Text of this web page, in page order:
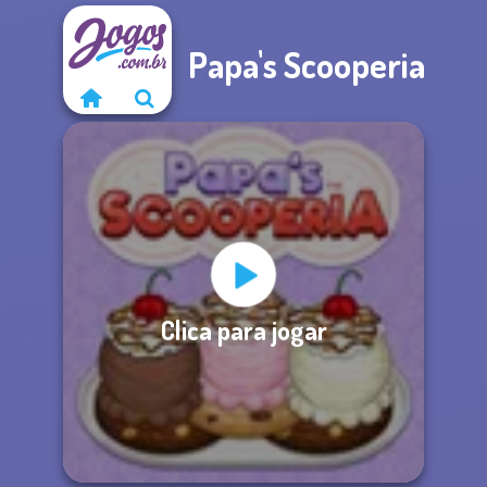
Papa's Scooperia
Clica para jogar